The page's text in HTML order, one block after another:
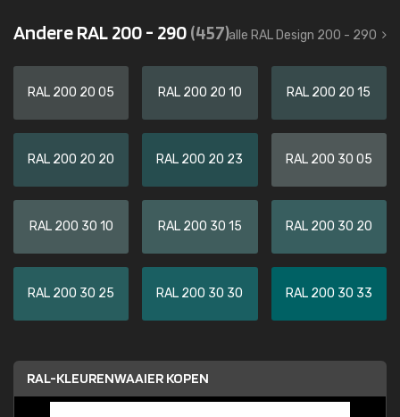
Andere RAL 200 - 290(457)alle RAL Design 200 - 290
RAL 200 20 05 RAL 200 20 10 RAL 200 20 15
RAL 200 20 20 RAL 200 20 23 RAL 200 30 05
RAL 200 30 10 RAL 200 30 15 RAL 200 30 20
RAL 200 30 25 RAL 200 30 30 RAL 200 30 33
RAL-KLEURENWAAIER KOPEN